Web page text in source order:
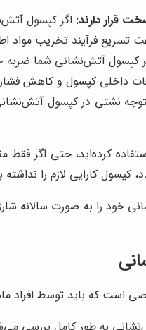
قرار دارند: اگر کپسول
تسریع فرآیند تخریب
کپسول آتش‌نشانی شما ضربه
داخلی کپسول و کاهش
نشتی در کپسول
کرده‌اید، حتی اگر فقط
کارایی لازم را نداشته
خود را به صورت سالانه
که باید توسط افراد